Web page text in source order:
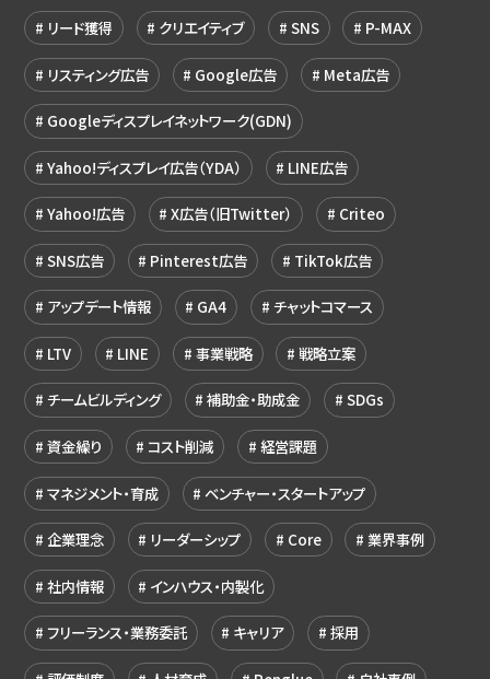
リード獲得 クリエイティブ SNS P-MAX
リスティング広告 Google広告 Meta広告
Googleディスプレイネットワーク(GDN)
Yahoo!ディスプレイ広告（YDA） LINE広告
Yahoo!広告 X広告（旧Twitter） Criteo
SNS広告 Pinterest広告 TikTok広告
アップデート情報 GA4 チャットコマース
LTV LINE 事業戦略 戦略立案
チームビルディング 補助金・助成金 SDGs
資金繰り コスト削減 経営課題
マネジメント・育成 ベンチャー・スタートアップ
企業理念 リーダーシップ Core 業界事例
社内情報 インハウス・内製化
フリーランス・業務委託 キャリア 採用